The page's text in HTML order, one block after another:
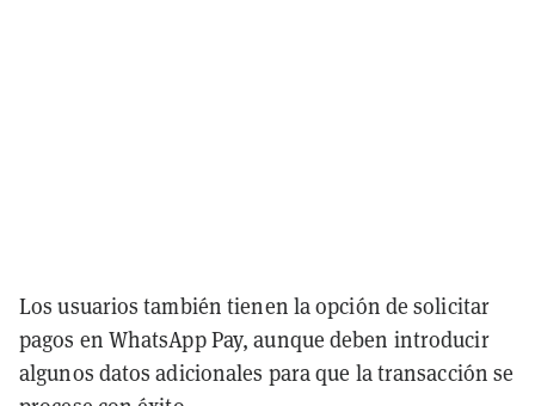
Los usuarios también tienen la opción de solicitar
pagos en WhatsApp Pay, aunque deben introducir
algunos datos adicionales para que la transacción se